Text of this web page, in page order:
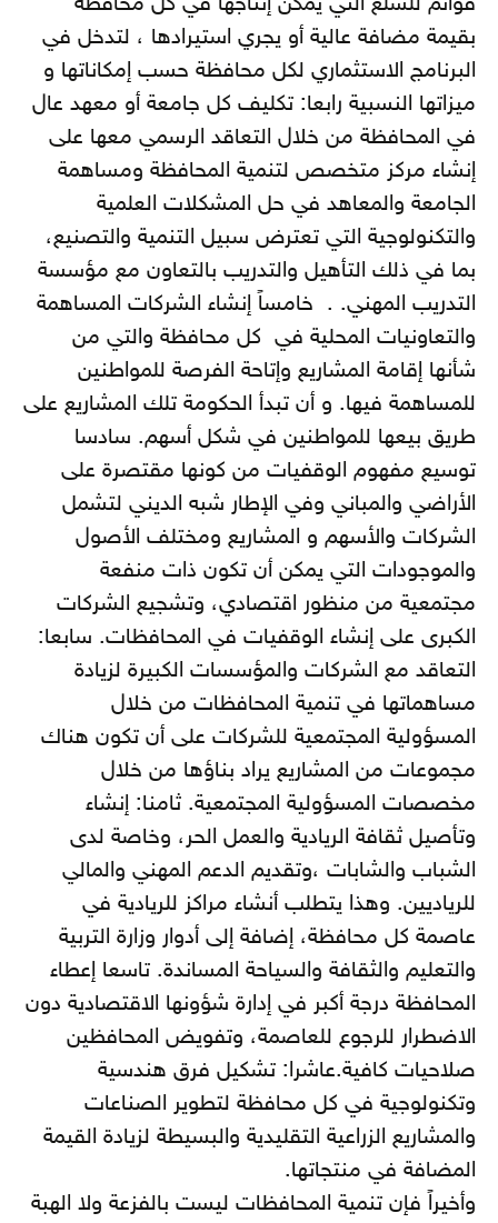
بقيمة مضافة عالية أو يجري استيرادها ، لتدخل في
البرنامج الاستثماري لكل محافظة حسب إمكاناتها و
ميزاتها النسبية رابعا: تكليف كل جامعة أو معهد عال
في المحافظة من خلال التعاقد الرسمي معها على
إنشاء مركز متخصص لتنمية المحافظة ومساهمة
الجامعة والمعاهد في حل المشكلات العلمية
والتكنولوجية التي تعترض سبيل التنمية والتصنيع،
بما في ذلك التأهيل والتدريب بالتعاون مع مؤسسة
التدريب المهني. . خامساً إنشاء الشركات المساهمة
والتعاونيات المحلية في كل محافظة والتي من
شأنها إقامة المشاريع وإتاحة الفرصة للمواطنين
للمساهمة فيها. و أن تبدأ الحكومة تلك المشاريع على
طريق بيعها للمواطنين في شكل أسهم. سادسا
توسيع مفهوم الوقفيات من كونها مقتصرة على
الأراضي والمباني وفي الإطار شبه الديني لتشمل
الشركات والأسهم و المشاريع ومختلف الأصول
والموجودات التي يمكن أن تكون ذات منفعة
مجتمعية من منظور اقتصادي، وتشجيع الشركات
الكبرى على إنشاء الوقفيات في المحافظات. سابعا:
التعاقد مع الشركات والمؤسسات الكبيرة لزيادة
مساهماتها في تنمية المحافظات من خلال
المسؤولية المجتمعية للشركات على أن تكون هناك
مجموعات من المشاريع يراد بناؤها من خلال
مخصصات المسؤولية المجتمعية. ثامنا: إنشاء
وتأصيل ثقافة الريادية والعمل الحر، وخاصة لدى
الشباب والشابات ،وتقديم الدعم المهني والمالي
للرياديين. وهذا يتطلب أنشاء مراكز للريادية في
عاصمة كل محافظة، إضافة إلى أدوار وزارة التربية
والتعليم والثقافة والسياحة المساندة. تاسعا إعطاء
المحافظة درجة أكبر في إدارة شؤونها الاقتصادية دون
الاضطرار للرجوع للعاصمة، وتفويض المحافظين
صلاحيات كافية.عاشرا: تشكيل فرق هندسية
وتكنولوجية في كل محافظة لتطوير الصناعات
والمشاريع الزراعية التقليدية والبسيطة لزيادة القيمة
المضافة في منتجاتها.
وأخيراً فإن تنمية المحافظات ليست بالفزعة ولا الهبة